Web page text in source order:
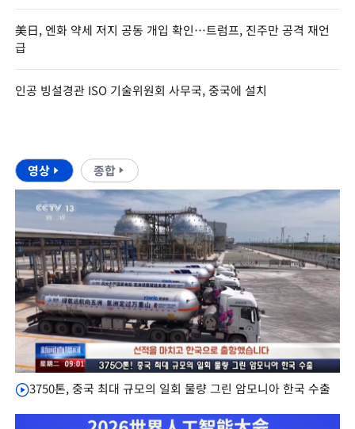
美日, 엔화 약세 저지 공동 개입 확인…트럼프, 진주만 공격 재언
급
인공 빙설경관 ISO 기술위원회 사무국, 중국에 설치
영상 종합
3750톤, 중국 최대 규모의 일회 물량 그린 암모니아 한국 수출